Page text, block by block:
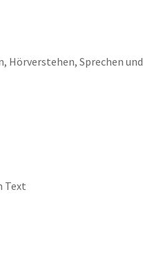
Hörverstehen, Sprechen und
Text